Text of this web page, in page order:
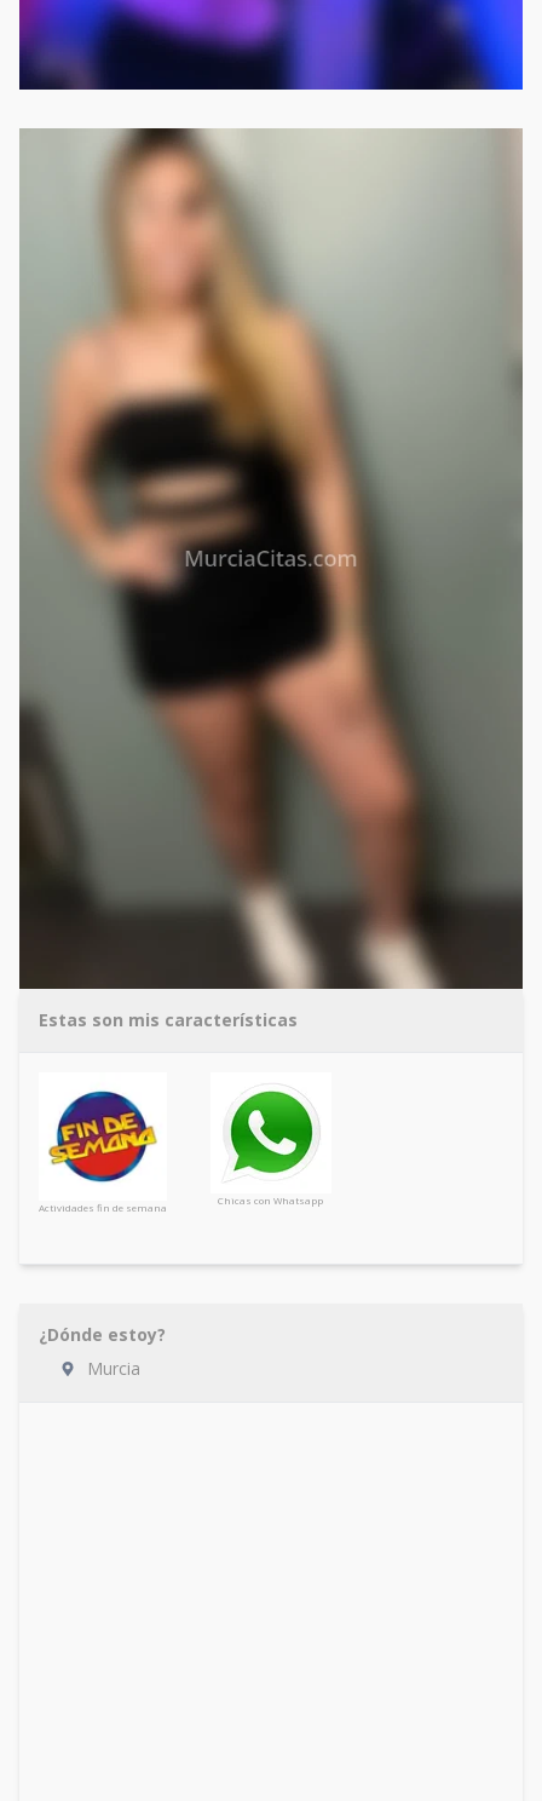
Estas son mis características
Actividades fin de semana
Chicas con Whatsapp
¿Dónde estoy?
Murcia